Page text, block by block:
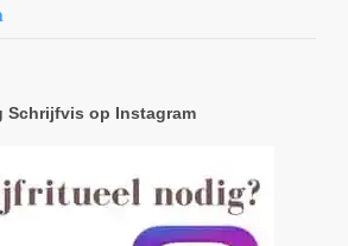
Schrijfvis op Instagram